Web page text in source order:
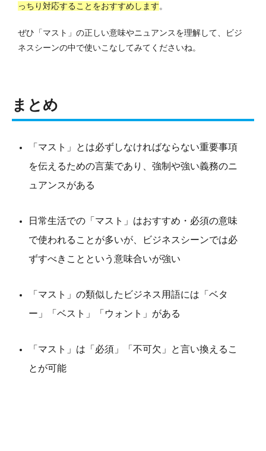
っちり対応することをおすすめします。
ぜひ「マスト」の正しい意味やニュアンスを理解して、ビジ
ネスシーンの中で使いこなしてみてくださいね。
まとめ
「マスト」とは必ずしなければならない重要事項
を伝えるための言葉であり、強制や強い義務のニ
ュアンスがある
日常生活での「マスト」はおすすめ・必須の意味
で使われることが多いが、ビジネスシーンでは必
ずすべきことという意味合いが強い
「マスト」の類似したビジネス用語には「ベタ
ー」「ベスト」「ウォント」がある
「マスト」は「必須」「不可欠」と言い換えるこ
とが可能